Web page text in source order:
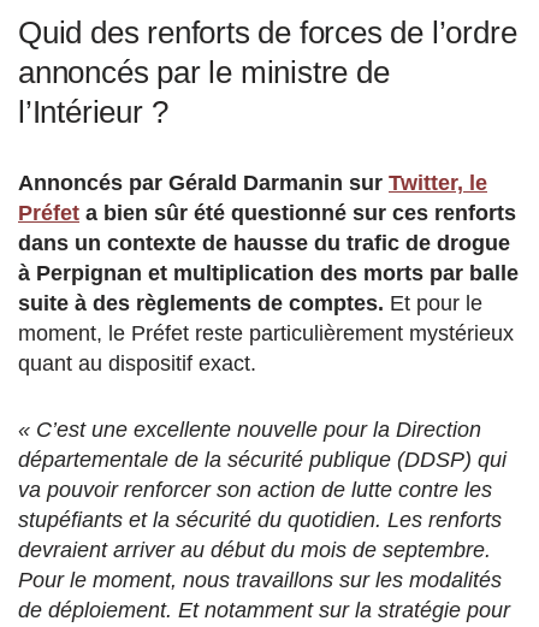
Quid des renforts de forces de l’ordre
annoncés par le ministre de
l’Intérieur ?
Annoncés par Gérald Darmanin sur Twitter, le
Préfet a bien sûr été questionné sur ces renforts
dans un contexte de hausse du trafic de drogue
à Perpignan et multiplication des morts par balle
suite à des règlements de comptes. Et pour le
moment, le Préfet reste particulièrement mystérieux
quant au dispositif exact.
« C’est une excellente nouvelle pour la Direction
départementale de la sécurité publique (DDSP) qui
va pouvoir renforcer son action de lutte contre les
stupéfiants et la sécurité du quotidien. Les renforts
devraient arriver au début du mois de septembre.
Pour le moment, nous travaillons sur les modalités
de déploiement. Et notamment sur la stratégie pour